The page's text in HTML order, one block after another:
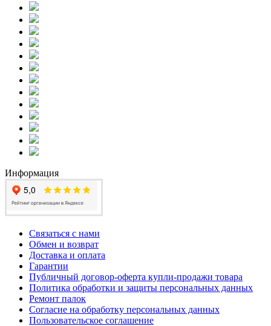
Информация
Связаться с нами
Обмен и возврат
Доставка и оплата
Гарантии
Публичный договор-оферта купли-продажи товара
Политика обработки и защиты персональных данных
Ремонт палок
Согласие на обработку персональных данных
Пользовательское соглашение